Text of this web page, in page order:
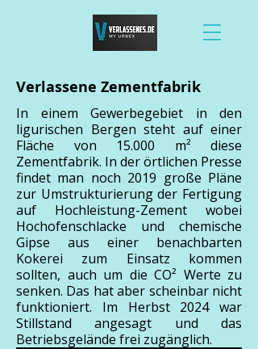
Verlassene Zementfabrik
In einem Gewerbegebiet in den
ligurischen Bergen steht auf einer
Fläche von 15.000 m² diese
Zementfabrik. In der örtlichen Presse
findet man noch 2019 große Pläne
zur Umstrukturierung der Fertigung
auf Hochleistung-Zement wobei
Hochofenschlacke und chemische
Gipse aus einer benachbarten
Kokerei zum Einsatz kommen
sollten, auch um die CO² Werte zu
senken. Das hat aber scheinbar nicht
funktioniert. Im Herbst 2024 war
Stillstand angesagt und das
Betriebsgelände frei zugänglich.